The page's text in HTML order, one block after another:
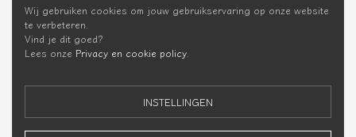
SCHRIJF JE IN OP DE NIEUWSBRIEF
* Niet cumuleerbaar met andere kortingen
Wij gebruiken cookies om jouw gebruikservaring op onze website
te verbeteren.
Vind je dit goed?
Lees onze Privacy en cookie policy.
INSTELLINGEN